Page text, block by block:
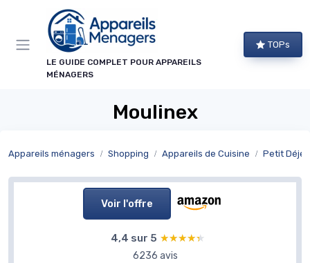
LE GUIDE COMPLET POUR APPAREILS
MÉNAGERS
TOPs
Moulinex
Appareils ménagers Shopping Appareils de Cuisine Petit
Voir l'offre
4,4 sur 5 ★★★★★
★★★★★
6236 avis
Panneau de gestion des cookies